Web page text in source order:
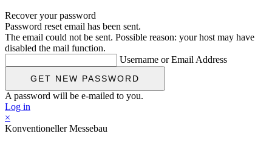
Recover your password
Password reset email has been sent.
The email could not be sent. Possible reason: your host may have
disabled the mail function.
Username or Email Address
A password will be e-mailed to you.
Log in
×
Konventioneller Messebau